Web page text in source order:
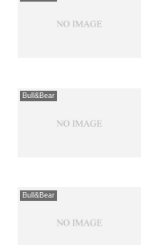
Bull&Bear
Bull&Bear